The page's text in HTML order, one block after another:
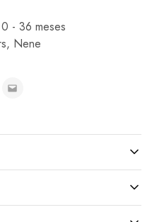
- 36 meses
, Nene